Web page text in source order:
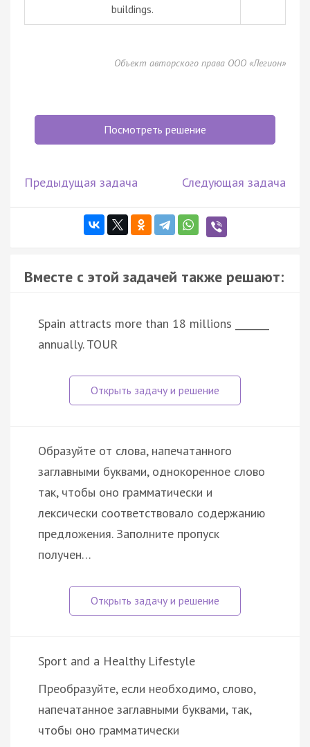
buildings.
Объект авторского права ООО «Легион»
Посмотреть решение
Предыдущая задача Следующая задача
Вместе с этой задачей также решают:
Spain attracts more than 18 millions _______
annually. TOUR
Образуйте от слова, напечатанного
заглавными буквами, однокоренное слово
так, чтобы оно грамматически и
лексически соответствовало содержанию
предложения. Заполните пропуск
получен…
Sport and a Healthy Lifestyle
Преобразуйте, если необходимо, слово,
напечатанное заглавными буквами, так,
чтобы оно грамматически